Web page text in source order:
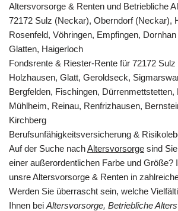
Altersvorsorge & Renten und Betriebliche
72172 Sulz (Neckar), Oberndorf (Neckar),
Rosenfeld, Vöhringen, Empfingen,
Glatten, Haigerloch
Fondsrente & Riester-Rente für 72172
Holzhausen, Glatt, Geroldseck,
Bergfelden, Fischingen, Dürrenmettstetten,
Mühlheim, Reinau, Renfrizhausen,
Kirchberg
Berufsunfähigkeitsversicherung &
Auf der Suche nachAltersvorsorge sind
einer außerordentlichen Farbe und Größe?
unsre Altersvorsorge & Renten in
Werden Sie überrascht sein, welche
Ihnen bei Altersvorsorge, Betriebliche